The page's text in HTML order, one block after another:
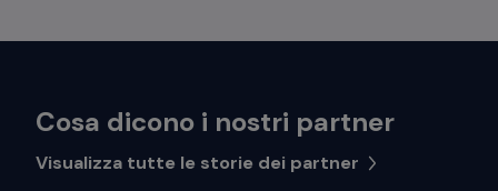
Cosa dicono i nostri partner
Visualizza tutte le storie dei partner